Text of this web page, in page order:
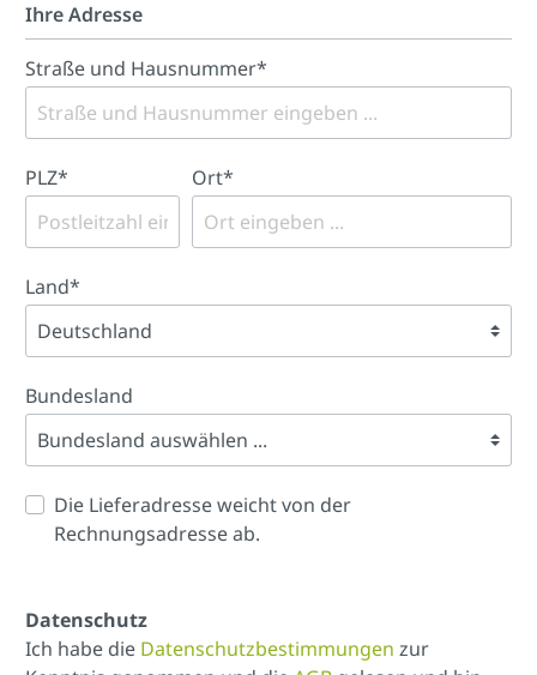
Ihre Adresse
Straße und Hausnummer*
PLZ* Ort*
Land*
Bundesland
Die Lieferadresse weicht von der
Rechnungsadresse ab.
Datenschutz
Ich habe die Datenschutzbestimmungen zur